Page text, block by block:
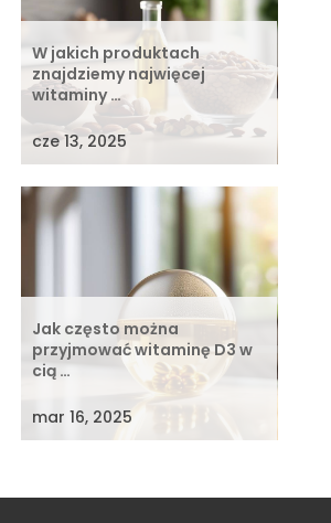
W jakich produktach
znajdziemy najwięcej
witaminy …
cze 13, 2025
Jak często można
przyjmować witaminę D3 w
cią …
mar 16, 2025